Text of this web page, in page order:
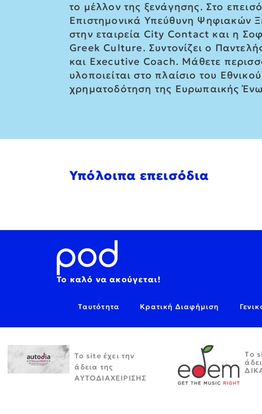
το μέλλον της ξενάγησης. Στο
Επιστημονικά Υπεύθυνη Ψηφιακών
στην εταιρεία City Contact και η
Greek Culture. Συντονίζει ο
και Executive Coach. Μάθετε
υλοποιείται στο πλαίσιο του
χρηματοδότηση της Ευρωπαικής
Υπόλοιπα επεισόδια
Το καλό να ακούγεται!
Ταυτότητα Κρατική Διαφήμιση
Το site έχει την
άδεια της
ΑΥΤΟΔΙΑΧΕΙΡΙΣΗΣ
Tο